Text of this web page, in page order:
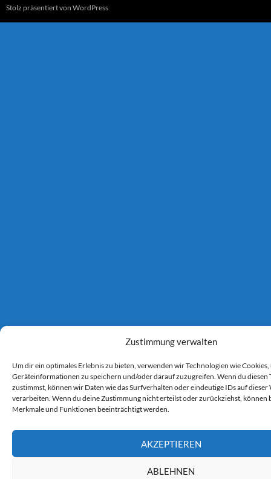
Zustimmung verwalten
Um dir ein optimales Erlebnis zu bieten, verwenden wir Technologien wie Cookies,
Geräteinformationen zu speichern und/oder darauf zuzugreifen. Wenn du diesen
zustimmst, können wir Daten wie das Surfverhalten oder eindeutige IDs auf dieser
verarbeiten. Wenn du deine Zustimmung nicht erteilst oder zurückziehst, können
Merkmale und Funktionen beeinträchtigt werden.
AKZEPTIEREN
ABLEHNEN
Stolz präsentiert von WordPress